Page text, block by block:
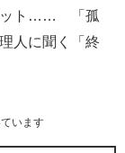
ット…… 「孤
人に聞く「終
います